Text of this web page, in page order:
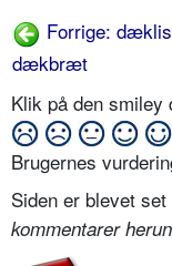
Forrige:
dækbræt
Klik på den smiley
Brugernes
Siden er blevet
kommentarer